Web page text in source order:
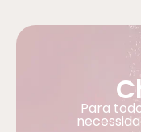
Para